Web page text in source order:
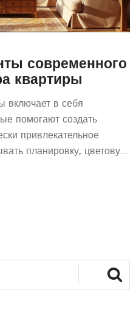
современного
квартиры
включает в себя
помогают создать
привлекательное
планировку, цветовую
и
факты помогут